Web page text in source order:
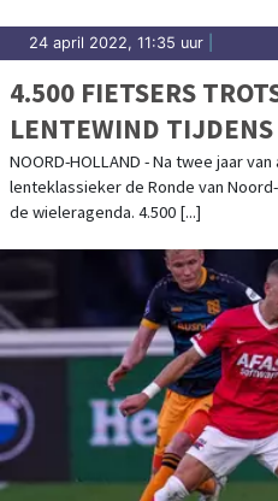
24 april 2022, 11:35 uur
4.500 FIETSERS
LENTEWIND
NOORD-HOLLAND
NOORD-HOLLAND - Na twee jaar
lenteklassieker de Ronde van
de wieleragenda. 4.500 [...]